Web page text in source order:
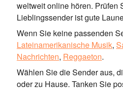
weltweit online hören. Prüfen
Lieblingssender ist gute
Wenn Sie keine passenden
Lateinamerikanische Musik,
Nachrichten, Reggaeton.
Wählen Sie die Sender aus,
oder zu Hause. Tanken Sie